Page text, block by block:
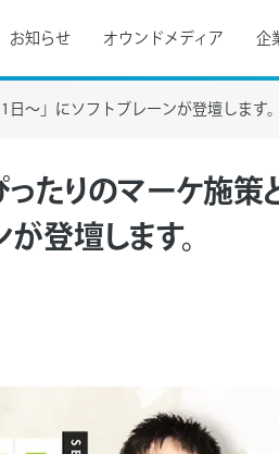
お知らせ オウンドメディア 企
～」にソフトブレーンが登壇します。
たりのマーケ施策
登壇します。